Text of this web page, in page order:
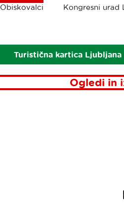
Obiskovalci Kongresni urad
Turistična kartica Ljubljana
Ogledi in
Drobtinice